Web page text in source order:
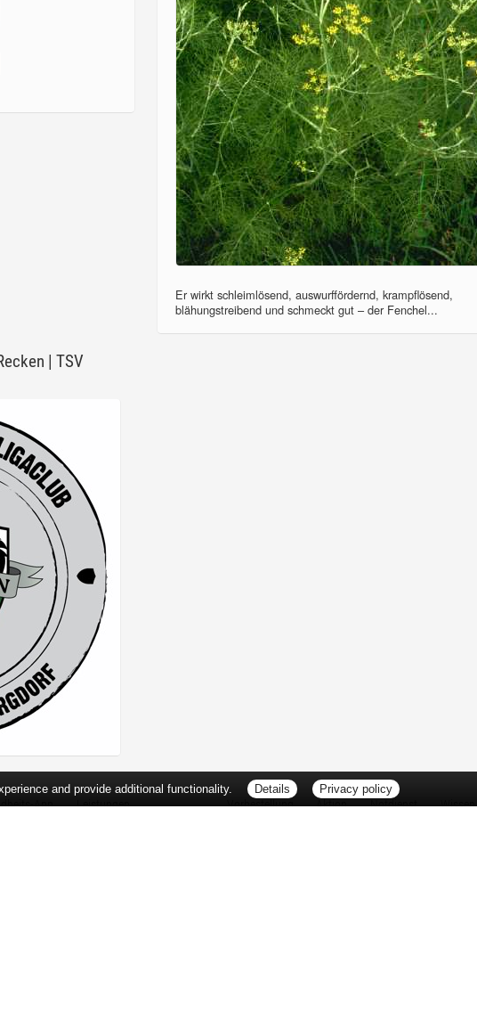
Er wirkt schleimlösend, auswurffördernd, krampflösend,
blähungstreibend und schmeckt gut – der Fenchel...
| TSV
App Leistungen Vorbestellung Aktion Notdienst Wissen
and provide additional functionality. Details Privacy policy